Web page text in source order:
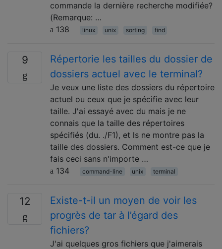
commande la dernière recherche modifiée?
(Remarque: …
138
linux unix sorting find
9
Répertorie les tailles du dossier de
dossiers actuel avec le terminal?
Je veux une liste des dossiers du répertoire
actuel ou ceux que je spécifie avec leur
taille. J'ai essayé avec du mais je ne
connais que la taille des répertoires
spécifiés (du. ./F1), et ls ne montre pas la
taille des dossiers. Comment est-ce que je
fais ceci sans n'importe …
134
command-line unix terminal
12
Existe-t-il un moyen de voir les
progrès de tar à l’égard des
fichiers?
J'ai quelques gros fichiers que j'aimerais